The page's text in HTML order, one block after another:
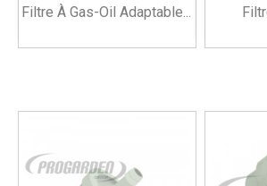
Filtre À Gas-Oil Adaptable...